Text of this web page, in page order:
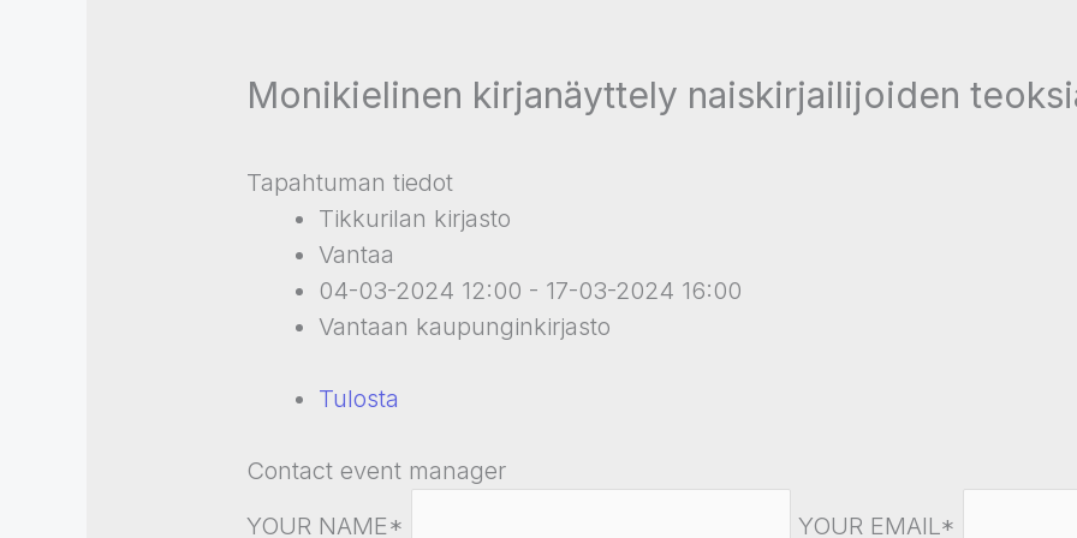
Monikielinen kirjanäyttely naiskirjailijoiden
Tapahtuman tiedot
Tikkurilan kirjasto
Vantaa
04-03-2024 12:00 - 17-03-2024 16:00
Vantaan kaupunginkirjasto
Tulosta
Contact event manager
YOUR NAME*
YOUR EMAIL*